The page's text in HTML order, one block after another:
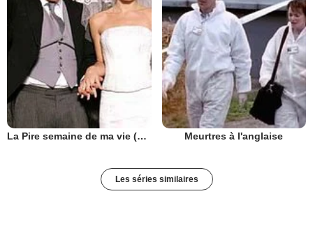
La Pire semaine de ma vie (UK) Meurtres à l'anglaise
Les séries similaires